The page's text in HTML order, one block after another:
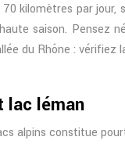
kilomètres par
saison. Pensez
du Rhône :
lac léman
alpins constitue